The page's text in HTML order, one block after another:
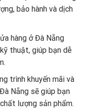
bảo hành và dịch
hàng ở Đà Nẵng
thuật, giúp bạn dễ
trình khuyến mãi và
Nẵng sẽ giúp bạn
lượng sản phẩm.